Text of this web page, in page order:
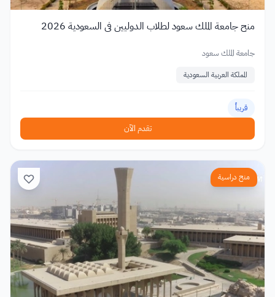
منح جامعة الملك سعود لطلاب الدوليين في السعودية 2026
جامعة الملك سعود
المملكة العربية السعودية
قريباً
تقدم الآن
منح دراسية